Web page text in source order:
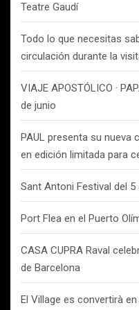
Teatre Gaudí
Todo lo que necesitas
circulación durante la
VIAJE APOSTÓLICO ·
de junio
PAUL presenta su nueva
en edición limitada para
Sant Antoni Festival del 5
Port Flea en el Puerto
CASA CUPRA Raval
de Barcelona
El Village es convertirà